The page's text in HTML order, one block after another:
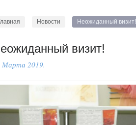
Новости Неожиданный визит!
визит!
Марта 2019.